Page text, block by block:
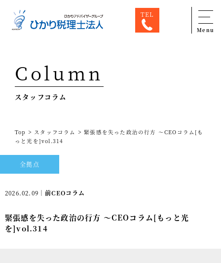
TEL
Menu
専門家一覧
ひかり税理士法人について
サービス
出版物
コラム
Column
スタッフコラム
Top > スタッフコラム > 緊張感を失った政治の行方 ～CEOコラム[も
っと光を]vol.314
全拠点
2026.02.09｜前CEOコラム
緊張感を失った政治の行方 ～CEOコラム[もっと光
を]vol.314